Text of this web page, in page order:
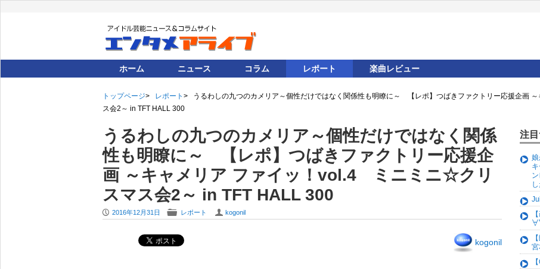
ホーム ニュース コラム レポート 楽曲レビュー
トップページ レポート
うるわしの九つのカメリア～個性だけではなく関係性も明瞭に～ 【レポ】つばきファクトリー応援企画
ス会2～ in TFT HALL 300
うるわしの九つのカメリア～個性だけではなく関係
性も明瞭に～ 【レポ】つばきファクトリー応援企
画 ～キャメリア ファイッ！vol.4 ミニミニ☆クリ
スマス会2～ in TFT HALL 300
P 2016年12月31日 F レポート U kogonil
kogonil
注
娘
∀